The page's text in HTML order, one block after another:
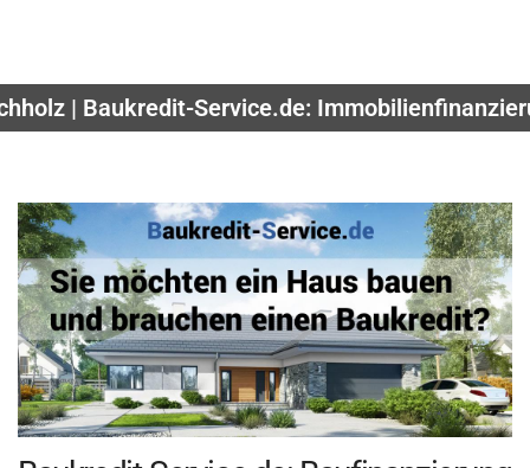
| Baukredit-Service.de: